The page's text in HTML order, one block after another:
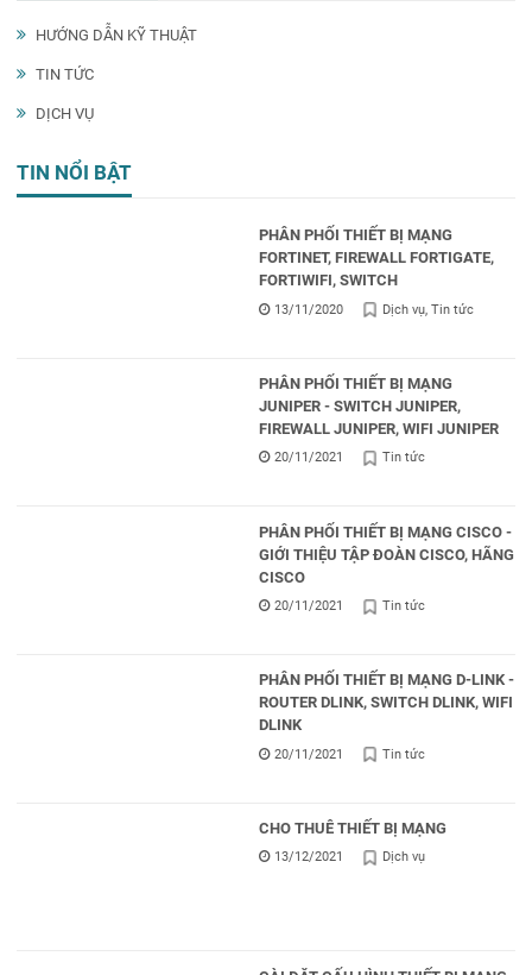
HƯỚNG DẪN KỸ THUẬT
TIN TỨC
DỊCH VỤ
TIN NỔI BẬT
PHÂN PHỐI THIẾT BỊ MẠNG
FORTINET, FIREWALL FORTIGATE,
FORTIWIFI, SWITCH
13/11/2020 Dịch vụ Tin tức
PHÂN PHỐI THIẾT BỊ MẠNG
JUNIPER - SWITCH JUNIPER,
FIREWALL JUNIPER, WIFI JUNIPER
20/11/2021 Tin tức
PHÂN PHỐI THIẾT BỊ MẠNG CISCO -
GIỚI THIỆU TẬP ĐOÀN CISCO, HÃNG
CISCO
20/11/2021 Tin tức
PHÂN PHỐI THIẾT BỊ MẠNG D-LINK -
ROUTER DLINK, SWITCH DLINK, WIFI
DLINK
20/11/2021 Tin tức
CHO THUÊ THIẾT BỊ MẠNG
13/12/2021 Dịch vụ